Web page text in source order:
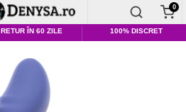
0
RETUR ÎN 60 ZILE 100% DISCRET